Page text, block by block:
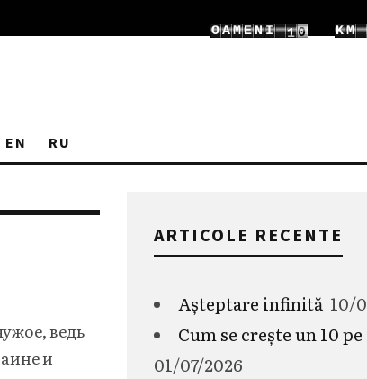
OAMENI
12 KM
EN RU
ведь
и
ARTICOLE RECENTE
Așteptare infinită 10/
Cum se crește un 10
01/07/2026